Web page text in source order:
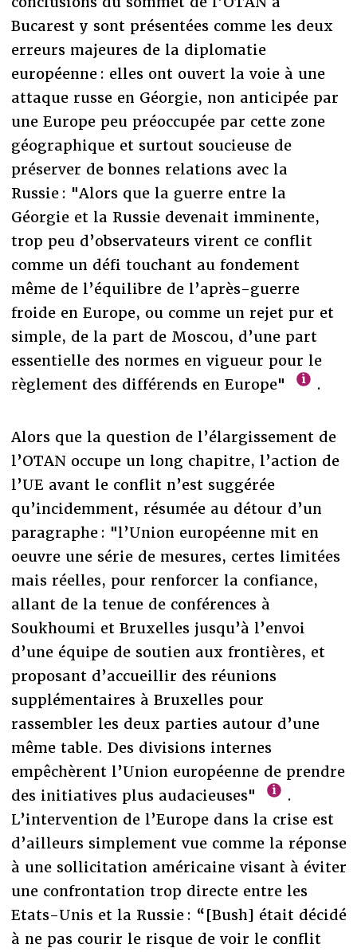
Bucarest y sont présentées comme les deux
erreurs majeures de la diplomatie
européenne : elles ont ouvert la voie à une
attaque russe en Géorgie, non anticipée par
une Europe peu préoccupée par cette zone
géographique et surtout soucieuse de
préserver de bonnes relations avec la
Russie : "Alors que la guerre entre la
Géorgie et la Russie devenait imminente,
trop peu d’observateurs virent ce conflit
comme un défi touchant au fondement
même de l’équilibre de l’après-guerre
froide en Europe, ou comme un rejet pur et
simple, de la part de Moscou, d’une part
essentielle des normes en vigueur pour le
règlement des différends en Europe"
.
Alors que la question de l’élargissement de
l’OTAN occupe un long chapitre, l’action de
l’UE avant le conflit n’est suggérée
qu’incidemment, résumée au détour d’un
paragraphe : "l’Union européenne mit en
oeuvre une série de mesures, certes limitées
mais réelles, pour renforcer la confiance,
allant de la tenue de conférences à
Soukhoumi et Bruxelles jusqu’à l’envoi
d’une équipe de soutien aux frontières, et
proposant d’accueillir des réunions
supplémentaires à Bruxelles pour
rassembler les deux parties autour d’une
même table. Des divisions internes
empêchèrent l’Union européenne de prendre
des initiatives plus audacieuses"
.
L’intervention de l’Europe dans la crise est
d’ailleurs simplement vue comme la réponse
à une sollicitation américaine visant à éviter
une confrontation trop directe entre les
Etats-Unis et la Russie : “[Bush] était décidé
à ne pas courir le risque de voir le conflit